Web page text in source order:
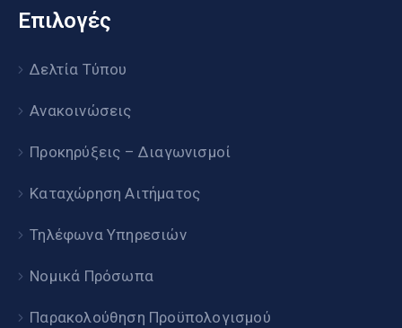
Επιλογές
Δελτία Τύπου
Ανακοινώσεις
Προκηρύξεις – Διαγωνισμοί
Καταχώρηση Αιτήματος
Τηλέφωνα Υπηρεσιών
Νομικά Πρόσωπα
Παρακολούθηση Προϋπολογισμού